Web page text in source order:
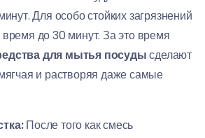
Для особо стойких загрязнений
до 30 минут. За это время
для мытья посудысделают
и растворяя даже самые
После того как смесь